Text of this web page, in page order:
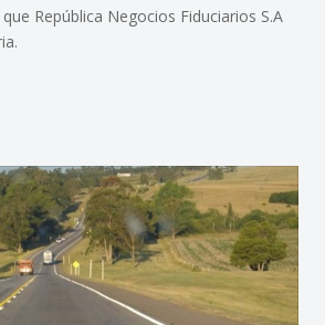
República Negocios Fiduciarios S.A